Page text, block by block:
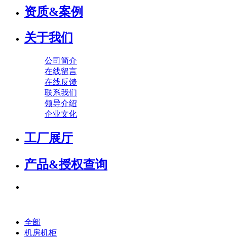
资质&案例
关于我们
公司简介
在线留言
在线反馈
联系我们
领导介绍
企业文化
工厂展厅
产品&授权查询
全部
机房机柜